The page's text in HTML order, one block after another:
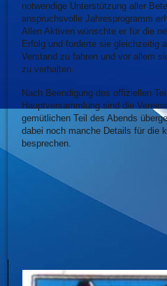
notwendige Unterstützung aller
anspruchsvolle Jahresprogramm
Allen Aktiven wünschte er für die
Erfolg und forderte sie gleichzeitig
Verstand zu fahren und vor allem
zu verhalten.
Nach Beendigung des offiziellen
Hauptversammlung sind die
gemütlichen Teil des Abends
dabei noch manche Details für die
besprechen.